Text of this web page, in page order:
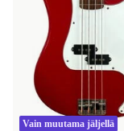
Vain muutama jäljellä